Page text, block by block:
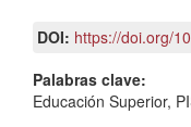
DOI: https://doi.org/
Palabras clave:
Educación Superior,